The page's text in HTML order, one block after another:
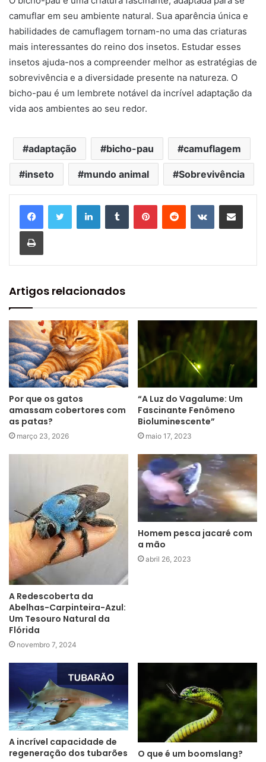
camuflar em seu ambiente natural. Sua aparência única e
habilidades de camuflagem tornam-no uma das criaturas
mais interessantes do reino dos insetos. Estudar esses
insetos ajuda-nos a compreender melhor as estratégias de
sobrevivência e a diversidade presente na natureza. O
bicho-pau é um lembrete notável da incrível adaptação da
vida aos ambientes ao seu redor.
adaptação bicho-pau camuflagem
inseto mundo animal Sobrevivência
Artigos relacionados
Por que os gatos
amassam cobertores com
as patas?
março 23, 2026
“A Luz do Vagalume: Um
Fascinante Fenômeno
Bioluminescente”
maio 17, 2023
A Redescoberta da
Abelhas-Carpinteira-Azul:
Um Tesouro Natural da
Flórida
novembro 7, 2024
Homem pesca jacaré com
a mão
abril 26, 2023
A incrível capacidade de
regeneração dos tubarões
O que é um boomslang?